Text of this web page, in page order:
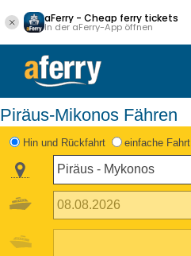
aFerry - Cheap ferry tickets
In der aFerry-App öffnen
Piräus-Mikonos Fähren
Hin und Rückfahrt einfache Fahrt